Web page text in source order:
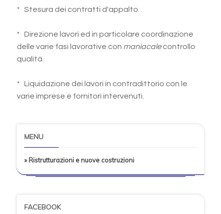
* Stesura dei contratti d'appalto.
* Direzione lavori ed in particolare coordinazione
delle varie fasi lavorative con maniacalecontrollo
qualità.
* Liquidazione dei lavori in contradittorio con le
varie imprese e fornitori intervenuti.
MENU
» Ristrutturazioni e nuove costruzioni
FACEBOOK